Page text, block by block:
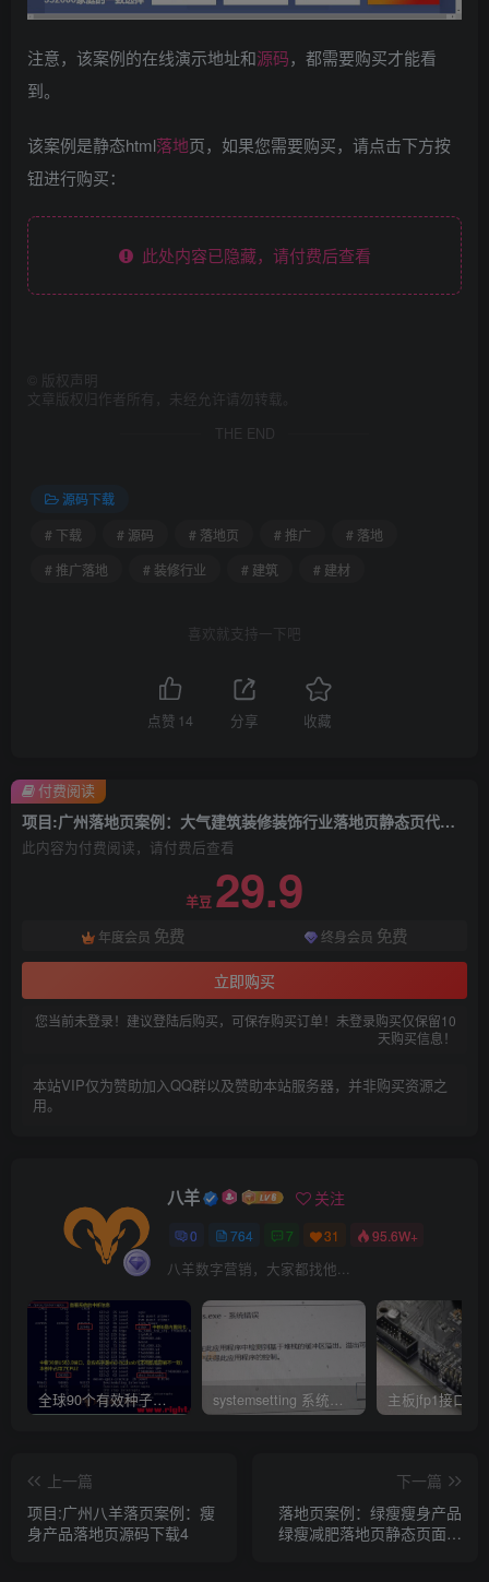
注意，该案例的在线演示地址和源码，都需要购买才能看
到。
该案例是静态html落地页，如果您需要购买，请点击下方按
钮进行购买：
此处内容已隐藏，请付费后查看
版权声明
文章版权归作者所有，未经允许请勿转载。
THE END
源码下载
# 下载
# 源码 # 落地页 # 推广
# 落地
# 推广落地
# 装修行业 # 建筑 # 建材
喜欢就支持一下吧
点赞 14 分享 收藏
项目:广州落地页案例：大气建筑装修装饰行业落地页静态页代码下载9
此内容为付费阅读，请付费后查看
羊豆 29.9
年度会员 免费 终身会员 免费
立即购买
您当前未登录！建议登陆后购买，可保存购买订单！未登录购买仅保留10
天购买信息！
本站VIP仅为赞助加入QQ群以及赞助本站服务器，并非购买资源之
用。
付费阅读
八羊 关注
0 764 7 31 95.6W+
八羊数字营销，大家都找他...
全球90个有效种子磁力资源链接搜索下载网站网址集合汇总（2023持续更新） systemsetting 系统在此应用程序中检测到基于堆栈的缓冲区溢出BUG修复工具下载 彻底解决
上一篇
项目:广州八羊落页案例：瘦
身产品落地页源码下载4
下一篇
落地页案例：绿瘦瘦身产品
绿瘦减肥落地页静态页面下